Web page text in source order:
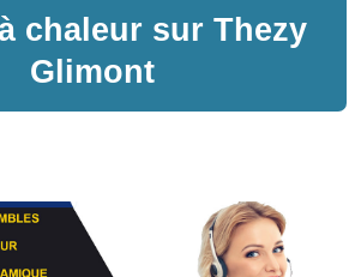
chaleur sur Thezy
Glimont